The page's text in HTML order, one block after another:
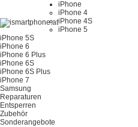
iPhone
iPhone 4
iPhone 4S
iPhone 5
iPhone 5S
iPhone 6
iPhone 6 Plus
iPhone 6S
iPhone 6S Plus
iPhone 7
Samsung
Reparaturen
Entsperren
Zubehör
Sonderangebote